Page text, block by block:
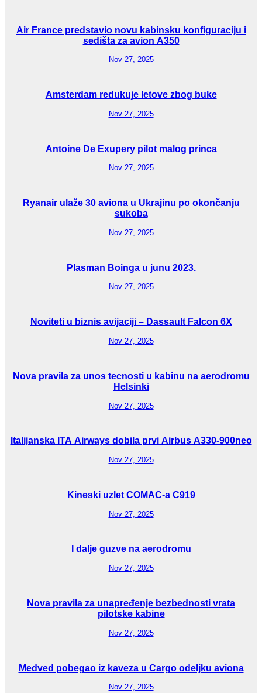
Air France predstavio novu kabinsku konfiguraciju i
sedišta za avion A350
Nov 27, 2025
Amsterdam redukuje letove zbog buke
Nov 27, 2025
Antoine De Exupery pilot malog princa
Nov 27, 2025
Ryanair ulaže 30 aviona u Ukrajinu po okončanju
sukoba
Nov 27, 2025
Plasman Boinga u junu 2023.
Nov 27, 2025
Noviteti u biznis avijaciji – Dassault Falcon 6X
Nov 27, 2025
Nova pravila za unos tecnosti u kabinu na aerodromu
Helsinki
Nov 27, 2025
Italijanska ITA Airways dobila prvi Airbus A330-900neo
Nov 27, 2025
Kineski uzlet COMAC-a C919
Nov 27, 2025
I dalje guzve na aerodromu
Nov 27, 2025
Nova pravila za unapređenje bezbednosti vrata
pilotske kabine
Nov 27, 2025
Medved pobegao iz kaveza u Cargo odeljku aviona
Nov 27, 2025